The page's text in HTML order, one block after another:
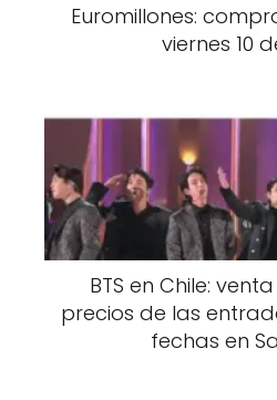
Euromillones:
viernes 10
BTS en Chile:
precios de las
fechas en